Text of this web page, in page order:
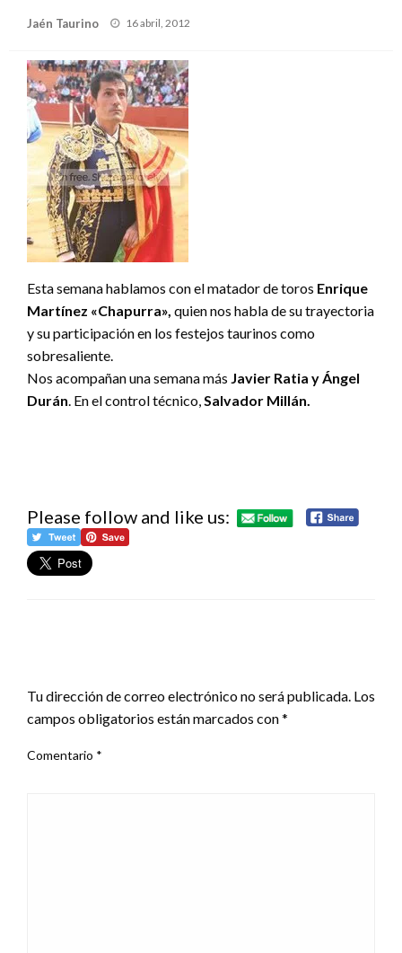
Jaén Taurino
Publicado
16 abril, 2012
Esta semana hablamos con el matador de toros Enrique
Martínez «Chapurra», quien nos habla de su trayectoria
y su participación en los festejos taurinos como
sobresaliente.
Nos acompañan una semana más Javier Ratia y Ángel
Durán . En el control técnico, Salvador Millán.
Please follow and like us:
Tu dirección de correo electrónico no será publicada. Los
campos obligatorios están marcados con*
Comentario *